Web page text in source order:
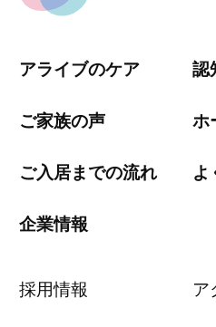
アライブのケア 認
ご家族の声 ホ
ご入居までの流れ よ
企業情報
採用情報 ア